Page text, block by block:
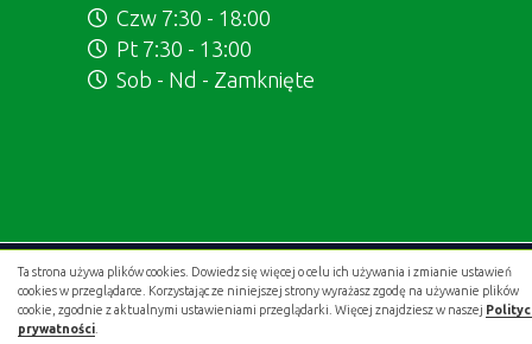
Ta strona używa plików cookies. Dowiedz się więcej o celu ich używania i zmianie ustawień
cookies w przeglądarce. Korzystając ze niniejszej strony wyrażasz zgodę na używanie plików
cookie, zgodnie z aktualnymi ustawieniami przeglądarki. Więcej znajdziesz w naszej
prywatności
Czw 7:30 - 18:00
Pt 7:30 - 13:00
Sob - Nd - Zamknięte
Projekt i wykonanie:.gold studio digital